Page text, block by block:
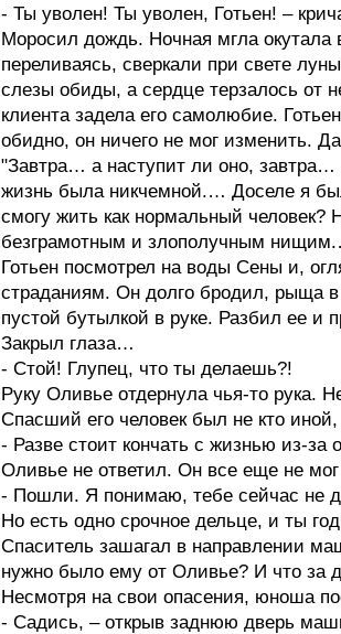
- Ты уволен! Ты уволен, Готьен! –
Моросил дождь. Ночная мгла
переливаясь, сверкали при свете
слезы обиды, а сердце терзалось от
клиента задела его самолюбие.
обидно, он ничего не мог изменить.
"Завтра… а наступит ли оно,
жизнь была никчемной.… Доселе я
смогу жить как нормальный
безграмотным и злополучным
Готьен посмотрел на воды Сены и,
страданиям. Он долго бродил, рыща в
пустой бутылкой в руке. Разбил ее и
Закрыл глаза…
- Стой! Глупец, что ты делаешь?!
Руку Оливье отдернула чья-то рука.
Спасший его человек был не кто
- Разве стоит кончать с жизнью из-за
Оливье не ответил. Он все еще не
- Пошли. Я понимаю, тебе сейчас не
Но есть одно срочное дельце, и ты
Спаситель зашагал в направлении
нужно было ему от Оливье? И что за
Несмотря на свои опасения, юноша
- Садись, – открыв заднюю дверь